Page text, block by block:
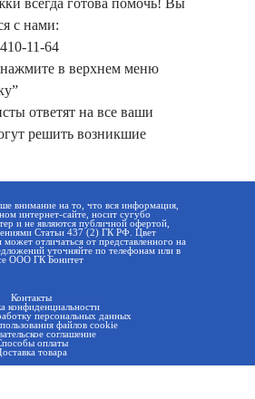
всегда готова помочь! Вы
с нами:
11-64
в верхнем меню
ответят на все ваши
решить возникшие
внимание на то, что вся информация,
интернет-сайте, носит сугубо
и не являются публичной офертой,
Статьи 437 (2) ГК РФ. Цвет
отличаться от представленного на
уточняйте по телефонам или в
ООО ГК Бонитет
Контакты
конфиденциальности
персональных данных
файлов cookie
соглашение
оплаты
товара